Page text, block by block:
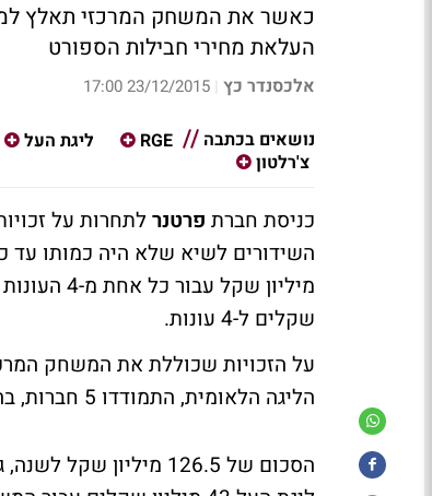
כאשר את המשחק המרכזי תאלץ
העלאת מחירי חבילות הספורט
אלכסנדר כץ |
23/12/2015 17:00
נושאים בכתבה RGE ליגת העל
צ'רלטון
כניסת חברת פרטנר לתחרות על
השידורים לשיא שלא היה כמותו עד
שקלים ל-4 עונות.
הליגה הלאומית, התמודדו 5 חברות, בהן צ'רלטון,
הסכום של 126.5